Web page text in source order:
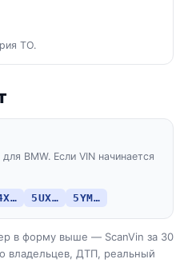
ТО.
BMW. Если VIN начинается
5UX… 5YM…
в форму выше — ScanVin за 30
владельцев, ДТП, реальный